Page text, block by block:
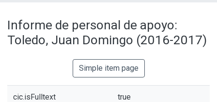
Aportar material
Informe de personal de apoyo:
Toledo, Juan Domingo (2016-2017)
Simple item page
cic.isFulltext true